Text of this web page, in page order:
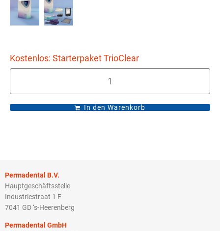
Kostenlos: Starterpaket TrioClear
In den Warenkorb
Permadental B.V.
Hauptgeschäftsstelle
Industriestraat 1 F
7041 GD ‘s-Heerenberg
Permadental GmbH